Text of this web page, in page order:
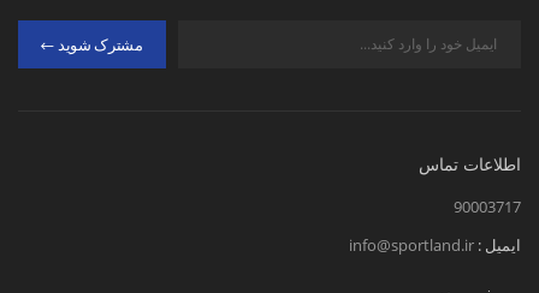
مشترک شوید
اطلاعات تماس
90003717
ایمیل : info@sportland.ir